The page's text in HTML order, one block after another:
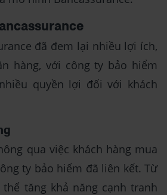
đã đem lại nhiều lợi ích,
hàng, với công ty bảo hiểm
quyền lợi đối với khách
qua việc khách hàng mua
ty bảo hiểm đã liên kết. Từ
tăng khả năng cạnh tranh